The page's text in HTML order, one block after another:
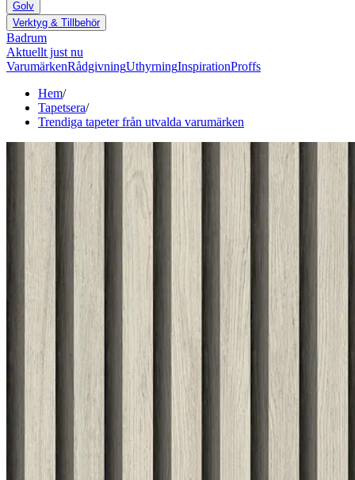
Golv
Verktyg & Tillbehör
Badrum
Aktuellt just nu
VarumärkenRådgivningUthyrningInspirationProffs
Hem/
Tapetsera/
Trendiga tapeter från utvalda varumärken